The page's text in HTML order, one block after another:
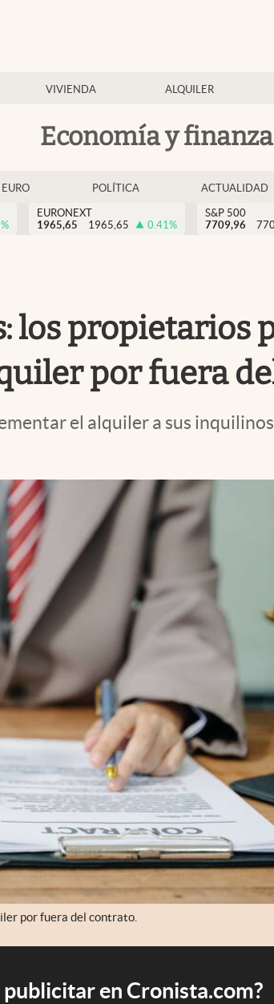
VIVIENDA ALQUILER
Economía y
EURO POLÍTICA ACTUALIDAD
%
EURONEXT
1965,65
1965,65 0.41%
S&P 500
7709,96
los propietarios
por fuera
el alquiler a sus
por fuera del contrato.
publicitar en Cronista.com?